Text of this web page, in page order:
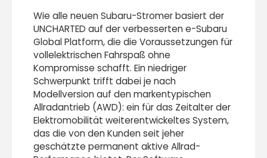
Wie alle neuen Subaru-Stromer basiert der
UNCHARTED auf der verbesserten e-Subaru
Global Platform, die die Voraussetzungen für
vollelektrischen Fahrspaß ohne
Kompromisse schafft. Ein niedriger
Schwerpunkt trifft dabei je nach
Modellversion auf den markentypischen
Allradantrieb (AWD): ein für das Zeitalter der
Elektromobilität weiterentwickeltes System,
das die von den Kunden seit jeher
geschätzte permanent aktive Allrad-